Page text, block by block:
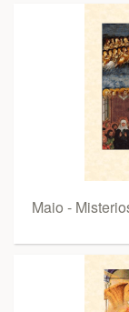
Maio -